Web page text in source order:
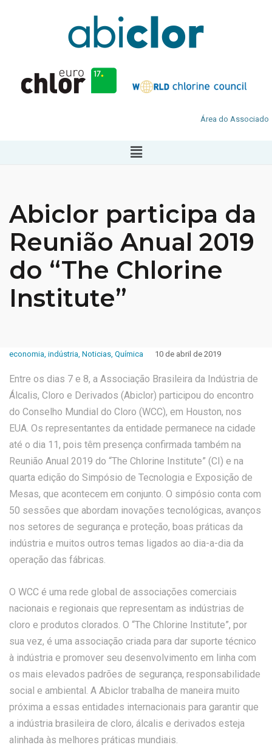
Área do Associado
Abiclor participa da
Reunião Anual 2019
do “The Chlorine
Institute”
economia, indústria, Noticias, Química 10 de abril de 2019
Entre os dias 7 e 8, a Associação Brasileira da Indústria de
Álcalis, Cloro e Derivados (Abiclor) participou do encontro
do Conselho Mundial do Cloro (WCC), em Houston, nos
EUA. Os representantes da entidade permanece na cidade
até o dia 11, pois têm presença confirmada também na
Reunião Anual 2019 do “The Chlorine Institute” (CI) e na
quarta edição do Simpósio de Tecnologia e Exposição de
Mesas, que acontecem em conjunto. O simpósio conta com
50 sessões que abordam inovações tecnológicas, avanços
nos setores de segurança e proteção, boas práticas da
indústria e muitos outros temas ligados ao dia-a-dia da
operação das fábricas.
O WCC é uma rede global de associações comerciais
nacionais e regionais que representam as indústrias de
cloro e produtos clorados. O “The Chlorine Institute”, por
sua vez, é uma associação criada para dar suporte técnico
à indústria e promover seu desenvolvimento em linha com
os mais elevados padrões de segurança, responsabilidade
social e ambiental. A Abiclor trabalha de maneira muito
próxima a essas entidades internacionais para garantir que
a indústria brasileira de cloro, álcalis e derivados esteja
alinhada às melhores práticas mundiais.